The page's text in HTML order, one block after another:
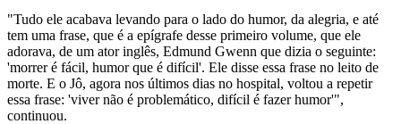
"Tudo ele acabava levando para o lado do humor, da alegria, e até
tem uma frase, que é a epígrafe desse primeiro volume, que ele
adorava, de um ator inglês, Edmund Gwenn que dizia o seguinte:
'morrer é fácil, humor que é difícil'. Ele disse essa frase no leito de
morte. E o Jô, agora nos últimos dias no hospital, voltou a repetir
essa frase: 'viver não é problemático, difícil é fazer humor'",
continuou.